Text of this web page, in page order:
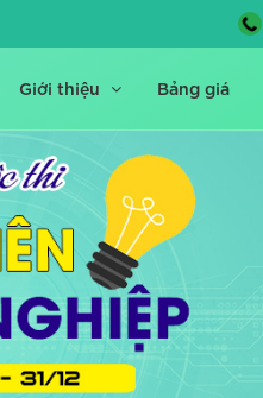
Giới thiệu Bảng giá